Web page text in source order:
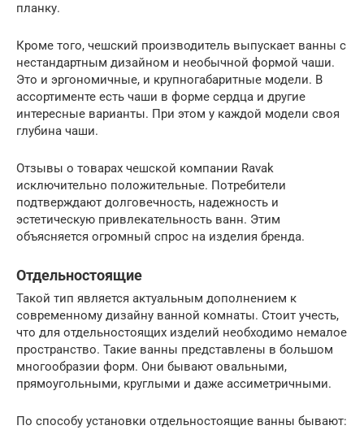
планку.
Кроме того, чешский производитель выпускает ванны с
нестандартным дизайном и необычной формой чаши.
Это и эргономичные, и крупногабаритные модели. В
ассортименте есть чаши в форме сердца и другие
интересные варианты. При этом у каждой модели своя
глубина чаши.
Отзывы о товарах чешской компании Ravak
исключительно положительные. Потребители
подтверждают долговечность, надежность и
эстетическую привлекательность ванн. Этим
объясняется огромный спрос на изделия бренда.
Отдельностоящие
Такой тип является актуальным дополнением к
современному дизайну ванной комнаты. Стоит учесть,
что для отдельностоящих изделий необходимо немалое
пространство. Такие ванны представлены в большом
многообразии форм. Они бывают овальными,
прямоугольными, круглыми и даже ассиметричными.
По способу установки отдельностоящие ванны бывают: